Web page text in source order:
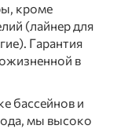
кроме
(лайнер для
Гарантия
в
бассейнов и
мы высоко